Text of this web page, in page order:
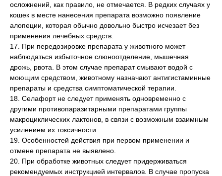
осложнений, как правило, не отмечается. В редких случаях у
кошек в месте нанесения препарата возможно появление
алопеции, которая обычно довольно быстро исчезает без
применения лечебных средств.
17. При передозировке препарата у животного может
наблюдаться избыточное слюноотделение, мышечная
дрожь, рвота. В этом случае препарат смывают водой с
моющим средством, животному назначают антигистаминные
препараты и средства симптоматической терапии.
18. Селафорт не следует применять одновременно с
другими противопаразитарными препаратами группы
макроциклических лактонов, в связи с возможным взаимным
усилением их токсичности.
19. Особенностей действия при первом применении и
отмене препарата не выявлено.
20. При обработке животных следует придерживаться
рекомендуемых инструкцией интервалов. В случае пропуска